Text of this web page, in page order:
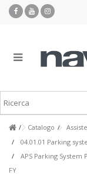
Catalogo
04.01.01 Parking
APS Parking System
FY